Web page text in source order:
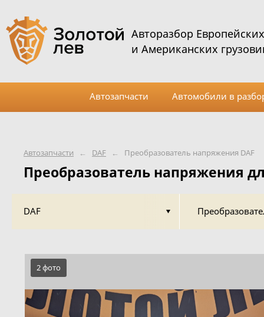
Автозапчасти ← DAF ← Преобразователь напряжения DAF
Преобразователь напряжения
DAF
2 фото
Авторазбор Европейских
и Американских
Автозапчасти Автомобили в